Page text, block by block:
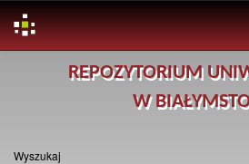
REPOZYTORIUM
W
Wyszukaj